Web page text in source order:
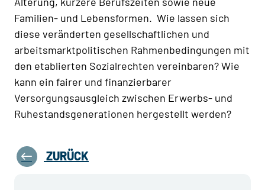
Familien- und Lebensformen. Wie lassen sich
diese veränderten gesellschaftlichen und
arbeitsmarktpolitischen Rahmenbedingungen mit
den etablierten Sozialrechten vereinbaren? Wie
kann ein fairer und finanzierbarer
Versorgungsausgleich zwischen Erwerbs- und
Ruhestandsgenerationen hergestellt werden?
ZURÜCK